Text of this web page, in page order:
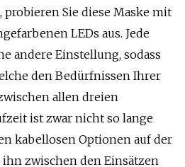
Sie diese Maske mit
LEDs aus. Jede
andere Einstellung, sodass
den Bedürfnissen Ihrer
allen dreien
ist zwar nicht so lange
kabellosen Optionen auf der
ihn zwischen den Einsätzen